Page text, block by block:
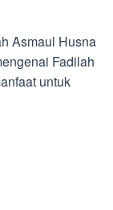
Asmaul Husna
Fadilah
untuk